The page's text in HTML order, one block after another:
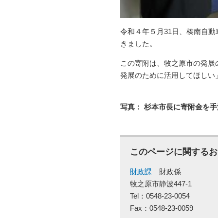
令和４年５月31日、榛南自
きました。
この寄附は、牧之原市の発
発展のために活用してほしい
写真： 杉本市長に寄附金を
このページに関する
財政課
財政係
牧之原市静波447-1
Tel：0548-23-0054
Fax：0548-23-0059